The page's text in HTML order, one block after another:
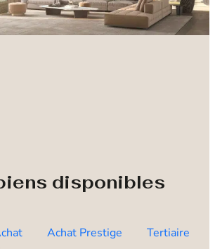
disponibles
Achat Prestige Tertiaire